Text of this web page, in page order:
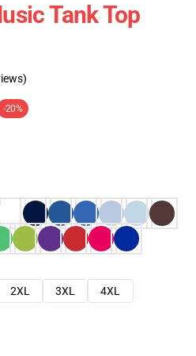
Tank Top
-20%
2XL 3XL
4XL